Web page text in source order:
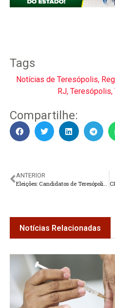
Tags
Notícias de Teresópolis,
RJ, Teresópolis,
Compartilhe:
ANTERIOR
Notícias Relacionadas